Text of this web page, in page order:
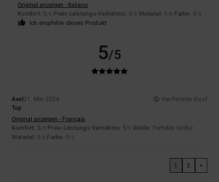
Original anzeigen - Italiano
Komfort: 5 /5 Preis-Leistungs-Verhältnis: 5/5 Material: 5 /5 Farbe: 5/5
Ich empfehle dieses Produkt
5/5
Axel21. Mai 2026
Verifizierter Kauf
Top
Original anzeigen - Français
Komfort: 5/5 Preis-Leistungs-Verhältnis: 5/5 Größe: Perfekte Größe
Material: 5 /5 Farbe: 5/5
1 2 >